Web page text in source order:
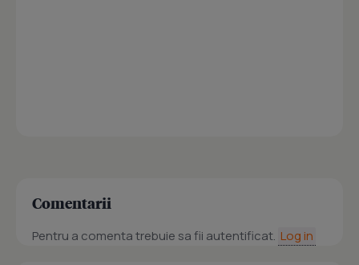
Comentarii
Pentru a comenta trebuie sa fii autentificat. Log in